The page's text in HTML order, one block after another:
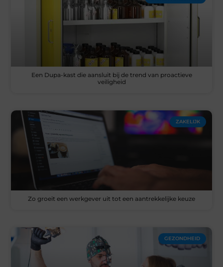
Een Dupa-kast die aansluit bij de trend van proactieve
veiligheid
ZAKELIJK
Zo groeit een werkgever uit tot een aantrekkelijke keuze
GEZONDHEID